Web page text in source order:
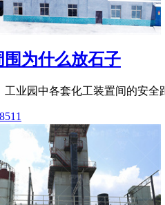
为什么放石子
工业园中各套化工装置间的安